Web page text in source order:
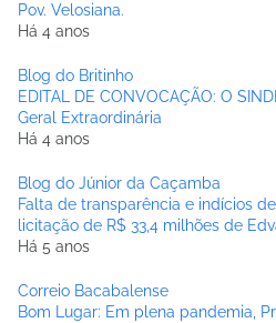
Pov. Velosiana.
Há 4 anos
Blog do Britinho
EDITAL DE CONVOCAÇÃO: O
Geral Extraordinária
Há 4 anos
Blog do Júnior da Caçamba
Falta de transparência e indícios
licitação de R$ 33,4 milhões de
Há 5 anos
Correio Bacabalense
Bom Lugar: Em plena pandemia,